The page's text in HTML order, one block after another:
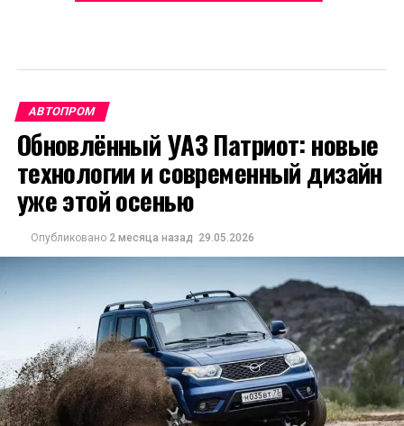
АВТОПРОМ
Обновлённый УАЗ Патриот: новые
технологии и современный дизайн
уже этой осенью
Опубликовано 2 месяца назад 29.05.2026